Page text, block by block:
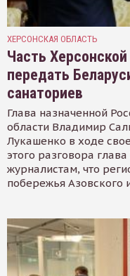
ХЕРСОНСКАЯ ОБЛАСТЬ
Часть
передать
санаториев
Глава назначенной
области Владимир
Лукашенко в ходе
этого разговора
журналистам, что
побережья Азовского